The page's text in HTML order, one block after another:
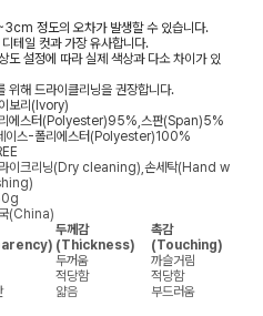
정도의 오차가 발생할 수 있습니다.
테일 컷과 가장 유사합니다.
도 설정에 따라 실제 색상과 다소 차이가 있
위해 드라이클리닝을 권장합니다.
보리(Ivory)
에스터(Polyester)95%,스판(Span)5%
이스-폴리에스터(Polyester)100%
이크리닝(Dry cleaning),손세탁(Hand w
(China)
두께감
(Thickness)
촉감
(Touching)
두꺼움
까슬거림
적당함
적당함
얇음
부드러움